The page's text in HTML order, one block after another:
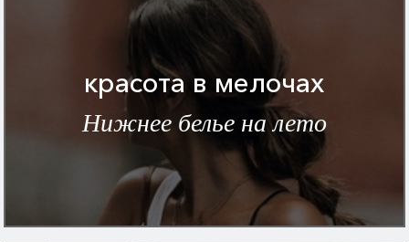
красота в мелочах
Нижнее белье на лето